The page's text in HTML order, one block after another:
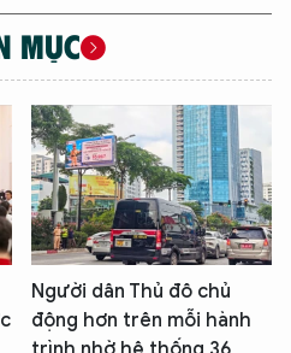
MỤC
Người dân Thủ đô chủ
động hơn trên mỗi hành